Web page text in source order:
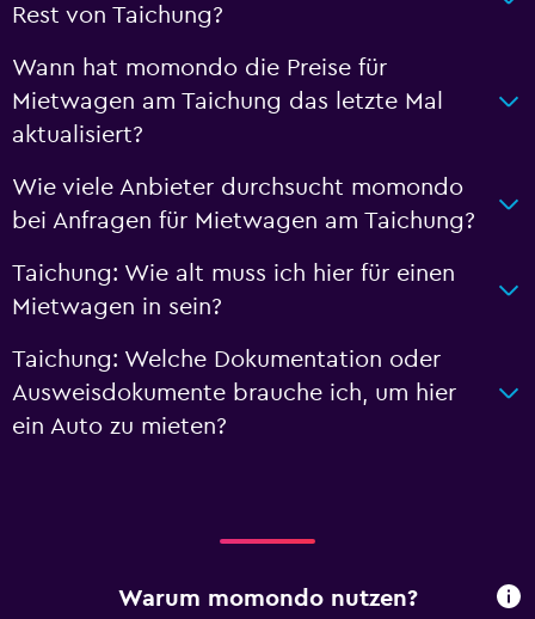
Rest von Taichung?
Wann hat momondo die Preise für
Mietwagen am Taichung das letzte Mal
aktualisiert?
Wie viele Anbieter durchsucht momondo
bei Anfragen für Mietwagen am Taichung?
Taichung: Wie alt muss ich hier für einen
Mietwagen in sein?
Taichung: Welche Dokumentation oder
Ausweisdokumente brauche ich, um hier
ein Auto zu mieten?
Warum momondo nutzen?